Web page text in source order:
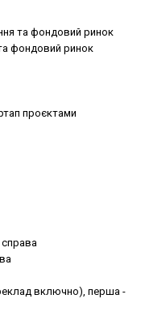
та фондовий ринок
фондовий ринок
проєктами
справа
включно), перша -